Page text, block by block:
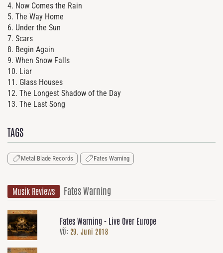
4. Now Comes the Rain
5. The Way Home
6. Under the Sun
7. Scars
8. Begin Again
9. When Snow Falls
10. Liar
11. Glass Houses
12. The Longest Shadow of the Day
13. The Last Song
TAGS
Metal Blade Records Fates Warning
Musik Reviews Fates Warning
Fates Warning - Live Over Europe
VÖ: 29. Juni 2018